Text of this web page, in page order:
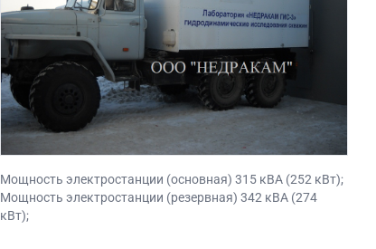
Мощность электростанции (основная) 315 кВА (252 кВт);
Мощность электростанции (резервная) 342 кВА (274
кВт);